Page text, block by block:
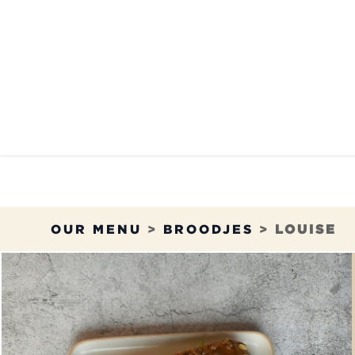
OUR MENU > BROODJES > LOUISE